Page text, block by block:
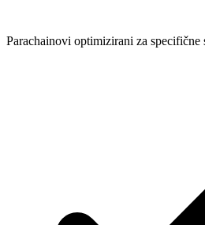
Parachainovi optimizirani za specifične